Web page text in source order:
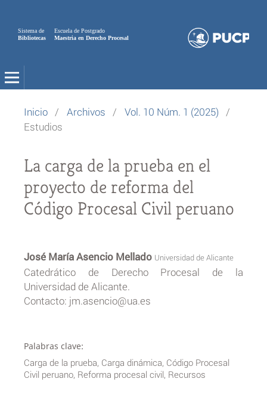
Sistema de
Bibliotecas
Escuela de Postgrado
Maestria en Derecho Procesal
Inicio / Archivos / Vol. 10 Núm. 1 (2025)
/
Estudios
La carga de la prueba en el
proyecto de reforma del
Código Procesal Civil peruano
José María Asencio Mellado Universidad de Alicante
Catedrático de Derecho Procesal de la
Universidad de Alicante.
Contacto: jm.asencio@ua.es
Palabras clave:
Carga de la prueba, Carga dinámica, Código Procesal
Civil peruano, Reforma procesal civil, Recursos